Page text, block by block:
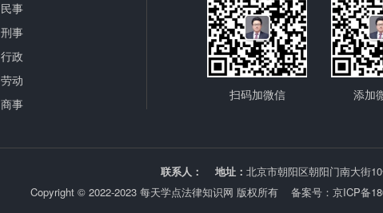
民事
刑事
行政
劳动
商事
扫码加微信 添加
联系人： 地址： 北京市朝阳区朝阳门南大街
Copyright © 2022-2023 每天学点法律知识网 版权所有 备案号： 京ICP备